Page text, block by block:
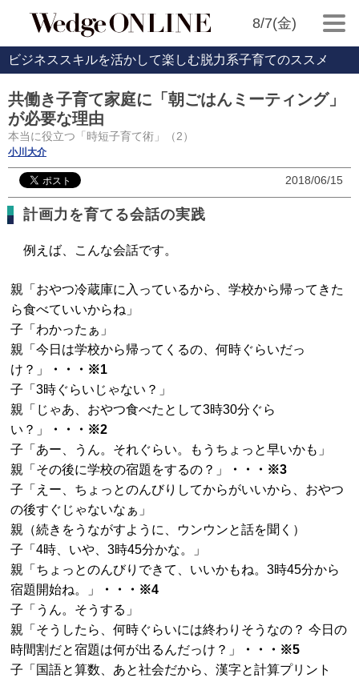
8/7(金)
ビジネススキルを活かして楽しむ脱力系子育てのススメ
共働き子育て家庭に「朝ごはんミーティング」
が必要な理由
本当に役立つ「時短子育て術」（2）
小川大介
2018/06/15
計画力を育てる会話の実践
例えば、こんな会話です。
親「おやつ冷蔵庫に入っているから、学校から帰ってきた
ら食べていいからね」
子「わかったぁ」
親「今日は学校から帰ってくるの、何時ぐらいだっ
け？」
・・・※1
子「3時ぐらいじゃない？」
親「じゃあ、おやつ食べたとして3時30分ぐら
い？」
・・・※2
子「あー、うん。それぐらい。もうちょっと早いかも」
親「その後に学校の宿題をするの？」
・・・※3
子「えー、ちょっとのんびりしてからがいいから、おやつ
の後すぐじゃないなぁ」
親（続きをうながすように、ウンウンと話を聞く）
子「4時、いや、3時45分かな。」
親「ちょっとのんびりできて、いいかもね。3時45分から
宿題開始ね。」
・・・※4
子「うん。そうする」
親「そうしたら、何時ぐらいには終わりそうなの？ 今日の
時間割だと宿題は何が出るんだっけ？」
・・・※5
子「国語と算数、あと社会だから、漢字と計算プリント